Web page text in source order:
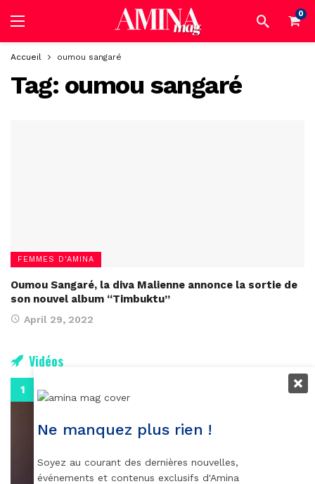
0
Accueil oumou sangaré
Tag: oumou sangaré
FEMMES D'AMINA
Oumou Sangaré, la diva Malienne annonce la sortie de
son nouvel album “Timbuktu”
April 29, 2022
Vidéos
0:29
Ne manquez plus rien !
Soyez au courant des dernières nouvelles,
événements et contenus exclusifs d'Amina